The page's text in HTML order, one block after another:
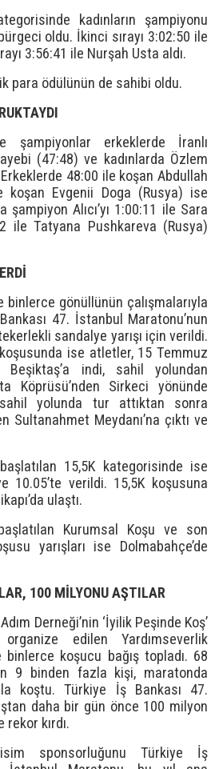
kadınların şampiyonu
oldu. İkinci sırayı 3:02:50 ile
3:56:41 ile Nurşah Usta aldı.
para ödülünün de sahibi oldu.
şampiyonlar erkeklerde İranlı
(47:48) ve kadınlarda Özlem
Erkeklerde 48:00 ile koşan Abdullah
koşan Evgenii Doga (Rusya) ise
şampiyon Alıcı’yı 1:00:11 ile Sara
ile Tatyana Pushkareva (Rusya)
binlerce gönüllünün çalışmalarıyla
47. İstanbul Maratonu’nun
sandalye yarışı için verildi.
ise atletler, 15 Temmuz
Beşiktaş’a indi, sahil yolundan
Köprüsü’nden Sirkeci yönünde
sahil yolunda tur attıktan sonra
Sultanahmet Meydanı’na çıktı ve
15,5K kategorisinde ise
10.05’te verildi. 15,5K koşusuna
ulaştı.
Kurumsal Koşu ve son
yarışları ise Dolmabahçe’de
100 MİLYONU AŞTILAR
Derneği’nin ‘İyilik Peşinde Koş’
edilen Yardımseverlik
binlerce koşucu bağış topladı. 68
9 binden fazla kişi, maratonda
koştu. Türkiye İş Bankası 47.
daha bir gün önce 100 milyon
rekor kırdı.
sponsorluğunu Türkiye İş